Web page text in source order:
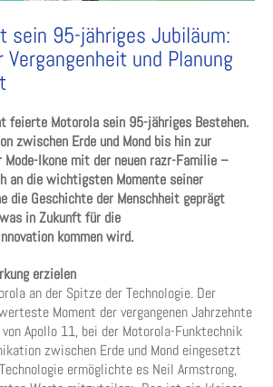
sein 95-jähriges Jubiläum:
Vergangenheit und Planung
feierte Motorola sein 95-jähriges Bestehen.
zwischen Erde und Mond bis hin zur
Mode-Ikone mit der neuen razr-Familie –
an die wichtigsten Momente seiner
die Geschichte der Menschheit geprägt
in Zukunft für die
kommen wird.
erzielen
an der Spitze der Technologie. Der
Moment der vergangenen Jahrzehnte
Apollo 11, bei der Motorola-Funktechnik
zwischen Erde und Mond eingesetzt
ermöglichte es Neil Armstrong,